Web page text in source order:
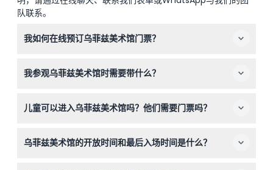
队联系。
我如何在线预订乌菲兹美术馆门票？
的日期和时间，免排队并保证入场。
我参观乌菲兹美术馆时需要带什么？
鞋子。允许拍照，但禁止使用闪光灯和三脚架。
儿童可以进入乌菲兹美术馆吗？他们需要门票吗？
订。
乌菲兹美术馆的开放时间和最后入场时间是什么？